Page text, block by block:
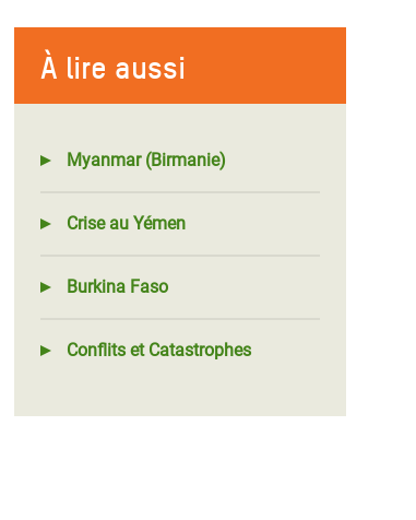
À lire aussi
Myanmar (Birmanie)
Crise au Yémen
Burkina Faso
Conflits et Catastrophes